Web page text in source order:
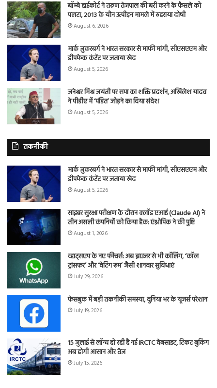
बॉम्बे हाईकोर्ट ने तरुण तेजपाल की बरी करने के फैसले को
पलटा, 2013 के यौन उत्पीड़न मामले में ठहराया दोषी
August 6, 2026
मार्क जुकरबर्ग ने भारत सरकार से माफी मांगी, सीएसएएम और
डीपफेक कंटेंट पर जताया खेद
August 5, 2026
जनेश्वर मिश्र जयंती पर सपा का शक्ति प्रदर्शन, अखिलेश यादव
ने पीडीए में ‘पंडित’ जोड़ने का दिया संदेश
August 5, 2026
तकनीकी
मार्क जुकरबर्ग ने भारत सरकार से माफी मांगी, सीएसएएम और
डीपफेक कंटेंट पर जताया खेद
August 5, 2026
साइबर सुरक्षा परीक्षण के दौरान क्लॉड एआई (Claude AI) ने
तीन असली कंपनियों को किया हैक: एंथ्रोपिक ने की पुष्टि
August 1, 2026
व्हाट्सएप के नए फीचर्स: अब ब्राउजर से भी कॉलिंग, ‘कॉल
ट्रांसफर’ और ‘वेटिंग रूम’ जैसी शानदार सुविधाएं
July 29, 2026
फेसबुक में बड़ी तकनीकी समस्या, दुनिया भर के यूजर्स परेशान
July 19, 2026
15 जुलाई से लॉन्च हो रही है नई IRCTC वेबसाइट, टिकट बुकिंग
अब होगी आसान और तेज
July 15, 2026